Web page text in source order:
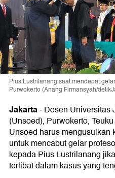
Pius Lustrilanang saat mendapat
Purwokerto (Anang Firmansyah/
Jakarta-Dosen Universitas
(Unsoed), Purwokerto,
Unsoed harus mengusulkan
untuk mencabut gelar
kepada Pius Lustrilanang
terlibat dalam kasus yang